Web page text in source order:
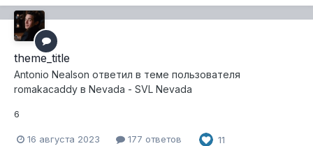
theme_title
Antonio Nealson ответил в теме пользователя
romakacaddy в Nevada - SVL Nevada
6
16 августа 2023 177 ответов 11